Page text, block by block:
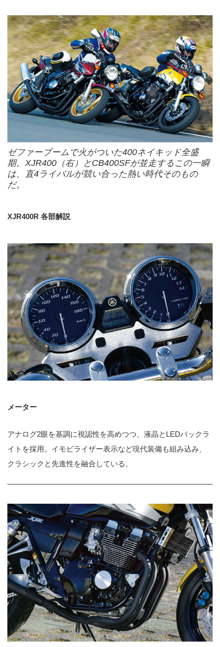
ゼファーブームで火がついた400ネイキッド全盛
期。XJR400（右）とCB400SFが並走するこの一瞬
は、直4ライバルが競い合った熱い時代そのもの
だ。
XJR400R 各部解説
メーター
アナログ2眼を基調に視認性を高めつつ、液晶とLEDバックラ
イトを採用。イモビライザー表示など現代装備も組み込み、
クラシックと先進性を融合している。